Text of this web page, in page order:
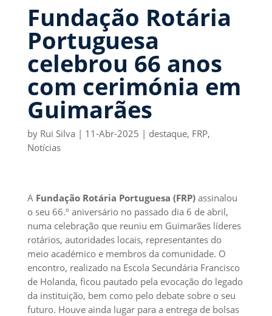
Fundação Rotária
Portuguesa
celebrou 66 anos
com cerimónia em
Guimarães
by Rui Silva | 11-Abr-2025 | destaque, FRP,
Notícias
A Fundação Rotária Portuguesa (FRP)assinalou
o seu 66.º aniversário no passado dia 6 de abril,
numa celebração que reuniu em Guimarães líderes
rotários, autoridades locais, representantes do
meio académico e membros da comunidade. O
encontro, realizado na Escola Secundária Francisco
de Holanda, ficou pautado pela evocação do legado
da instituição, bem como pelo debate sobre o seu
futuro. Houve ainda lugar para a entrega de bolsas